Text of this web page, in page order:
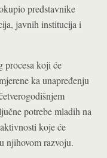
predstavnike
javnih institucija i
procesa koji će
ka unapređenju
potrebe mladih na
koje će
njihovom razvoju.